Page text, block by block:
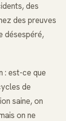
des
des preuves
désespéré,
: est-ce que
de
saine, on
on ne